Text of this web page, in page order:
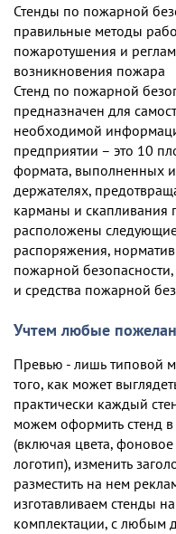
Стенды по пожарной
правильные методы
пожаротушения и
возникновения пожара
Стенд по пожарной
предназначен для
необходимой
предприятии – это 10
формата, выполненных
держателях,
карманы и скапливания
расположены
распоряжения,
пожарной
и средства пожарной
Учтем любые
Превью - лишь типовой
того, как может
практически каждый
можем оформить стенд
(включая цвета,
логотип), изменить
разместить на нем
изготавливаем стенды
комплектации, c любым